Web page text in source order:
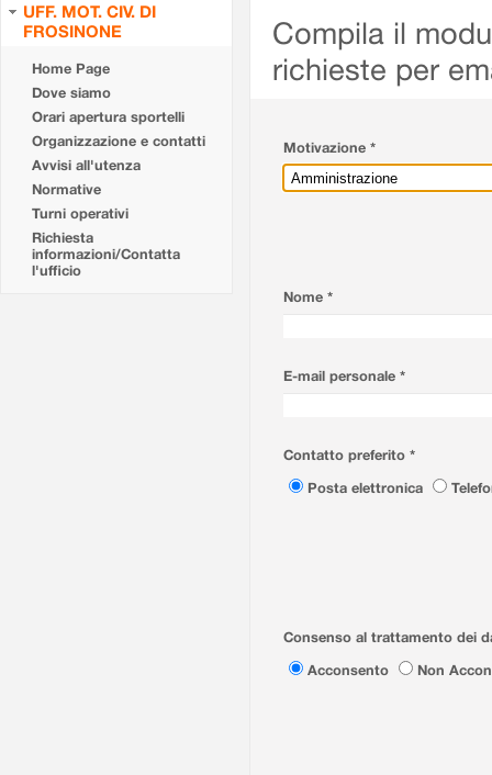
UFF. MOT. CIV. DI
FROSINONE
Home Page
Dove siamo
Orari apertura sportelli
Organizzazione e contatti
Avvisi all'utenza
Normative
Turni operativi
Richiesta
informazioni/Contatta
l'ufficio
Compila il
richieste per
Motivazione *
Nome *
E-mail personale *
Contatto preferito *
Posta elettronica
Consenso al trattamento dei
Acconsento
Non